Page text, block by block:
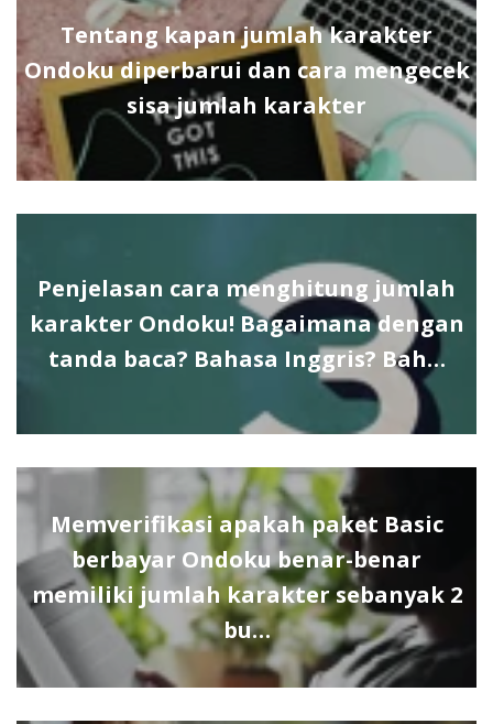
Tentang kapan jumlah karakter
Ondoku diperbarui dan cara mengecek
sisa jumlah karakter
Penjelasan cara menghitung jumlah
karakter Ondoku! Bagaimana dengan
tanda baca? Bahasa Inggris? Bah…
Memverifikasi apakah paket Basic
berbayar Ondoku benar-benar
memiliki jumlah karakter sebanyak 2
bu…